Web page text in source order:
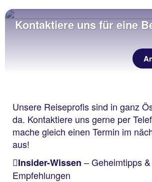
Kontaktiere uns für eine
Unsere Reiseprofis sind in ganz
da. Kontaktiere uns gerne per
mache gleich einen Termin im
aus!
Insider-Wissen – Geheimtipps
Empfehlungen